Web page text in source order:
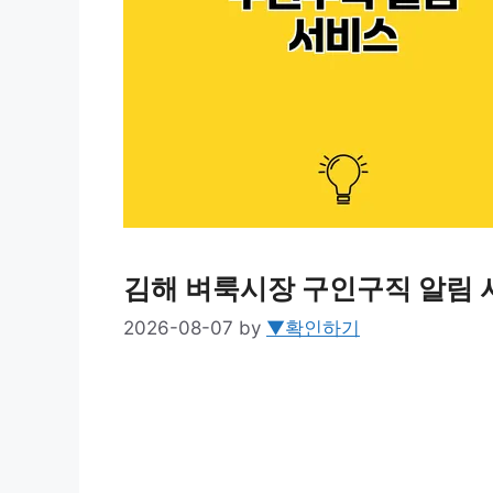
김해 벼룩시장 구인구직 알림
2026-08-07 by ▼확인하기